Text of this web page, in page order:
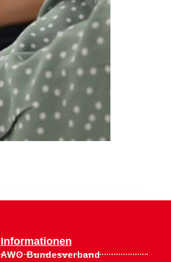
Informationen
AWO Bundesverband